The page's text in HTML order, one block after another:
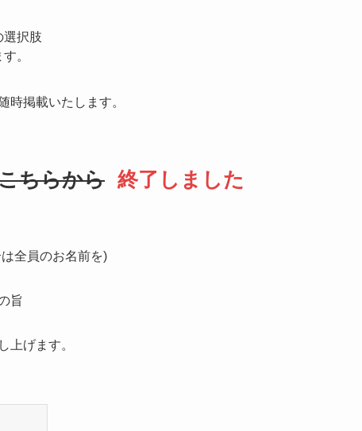
選択肢
。
時掲載いたします。
ちらから 終了しました
全員のお名前を)
旨
上げます。